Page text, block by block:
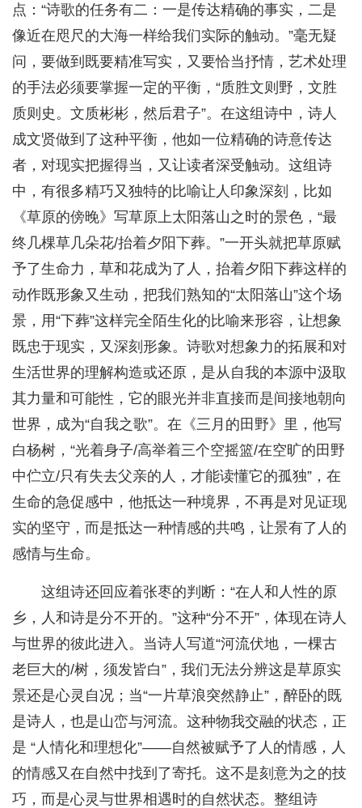
点：“诗歌的任务有二：一是传达精确的事实，二是
像近在咫尺的大海一样给我们实际的触动。”毫无疑
问，要做到既要精准写实，又要恰当抒情，艺术处理
的手法必须要掌握一定的平衡，“质胜文则野，文胜
质则史。文质彬彬，然后君子”。在这组诗中，诗人
成文贤做到了这种平衡，他如一位精确的诗意传达
者，对现实把握得当，又让读者深受触动。这组诗
中，有很多精巧又独特的比喻让人印象深刻，比如
《草原的傍晚》写草原上太阳落山之时的景色，“最
终几棵草几朵花/抬着夕阳下葬。”一开头就把草原赋
予了生命力，草和花成为了人，抬着夕阳下葬这样的
动作既形象又生动，把我们熟知的“太阳落山”这个场
景，用“下葬”这样完全陌生化的比喻来形容，让想象
既忠于现实，又深刻形象。诗歌对想象力的拓展和对
生活世界的理解构造或还原，是从自我的本源中汲取
其力量和可能性，它的眼光并非直接而是间接地朝向
世界，成为“自我之歌”。在《三月的田野》里，他写
白杨树，“光着身子/高举着三个空摇篮/在空旷的田野
中伫立/只有失去父亲的人，才能读懂它的孤独”，在
生命的急促感中，他抵达一种境界，不再是对见证现
实的坚守，而是抵达一种情感的共鸣，让景有了人的
感情与生命。
这组诗还回应着张枣的判断：“在人和人性的原
乡，人和诗是分不开的。”这种“分不开”，体现在诗人
与世界的彼此进入。当诗人写道“河流伏地，一棵古
老巨大的/树，须发皆白”，我们无法分辨这是草原实
景还是心灵自况；当“一片草浪突然静止”，醉卧的既
是诗人，也是山峦与河流。这种物我交融的状态，正
是 “人情化和理想化”——自然被赋予了人的情感，人
的情感又在自然中找到了寄托。这不是刻意为之的技
巧，而是心灵与世界相遇时的自然状态。整组诗